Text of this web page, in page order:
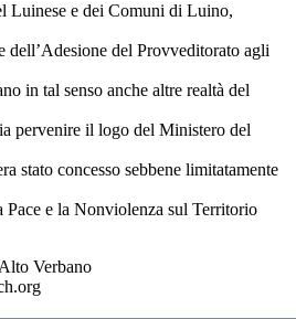
Luinese e dei Comuni di Luino,
dell’Adesione del Provveditorato agli
in tal senso anche altre realtà del
pervenire il logo del Ministero del
stato concesso sebbene limitatamente
Pace e la Nonviolenza sul Territorio
Verbano